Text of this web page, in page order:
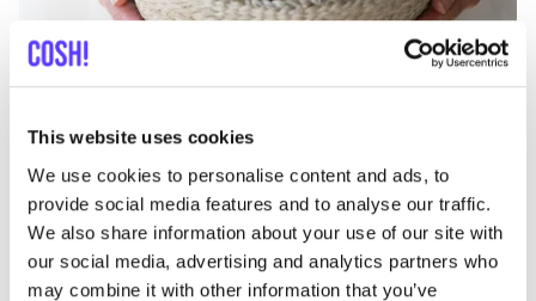
This website uses cookies
We use cookies to personalise content and ads, to
provide social media features and to analyse our traffic.
We also share information about your use of our site with
our social media, advertising and analytics partners who
may combine it with other information that you’ve
PreviousNext